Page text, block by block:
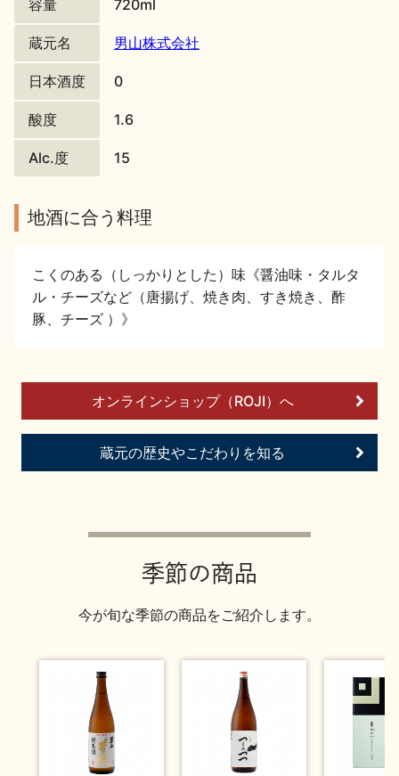
美味しい地酒の選び方
地酒蔵元会とは
お問い合わせ
容量 720ml
蔵元名 男山株式会社
日本酒度 0
酸度 1.6
Alc.度 15
地酒に合う料理
こくのある（しっかりとした）味《醤油味・タルタ
ル・チーズなど（唐揚げ、焼き肉、すき焼き、酢
豚、チーズ ）》
オンラインショップ（ROJI）へ
蔵元の歴史やこだわりを知る
季節の商品
今が旬な季節の商品をご紹介します。